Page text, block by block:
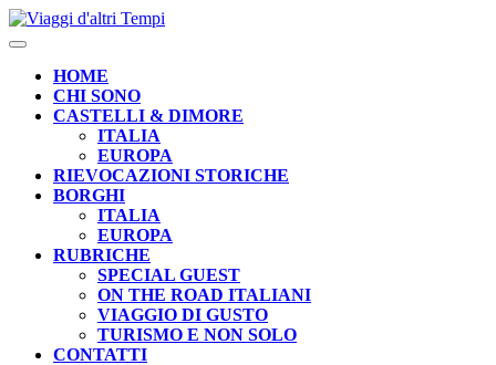
Skip
to
Open
ButtonHOME
CHI SONO
CASTELLI & DIMORE
ITALIA
EUROPA
RIEVOCAZIONI STORICHE
BORGHI
ITALIA
EUROPA
RUBRICHE
SPECIAL GUEST
ON THE ROAD ITALIANI
VIAGGIO DI GUSTO
TURISMO E NON SOLO
CONTATTI